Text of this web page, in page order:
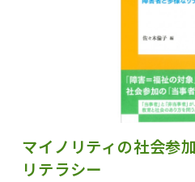
マイノリティの社会参
リテラシー